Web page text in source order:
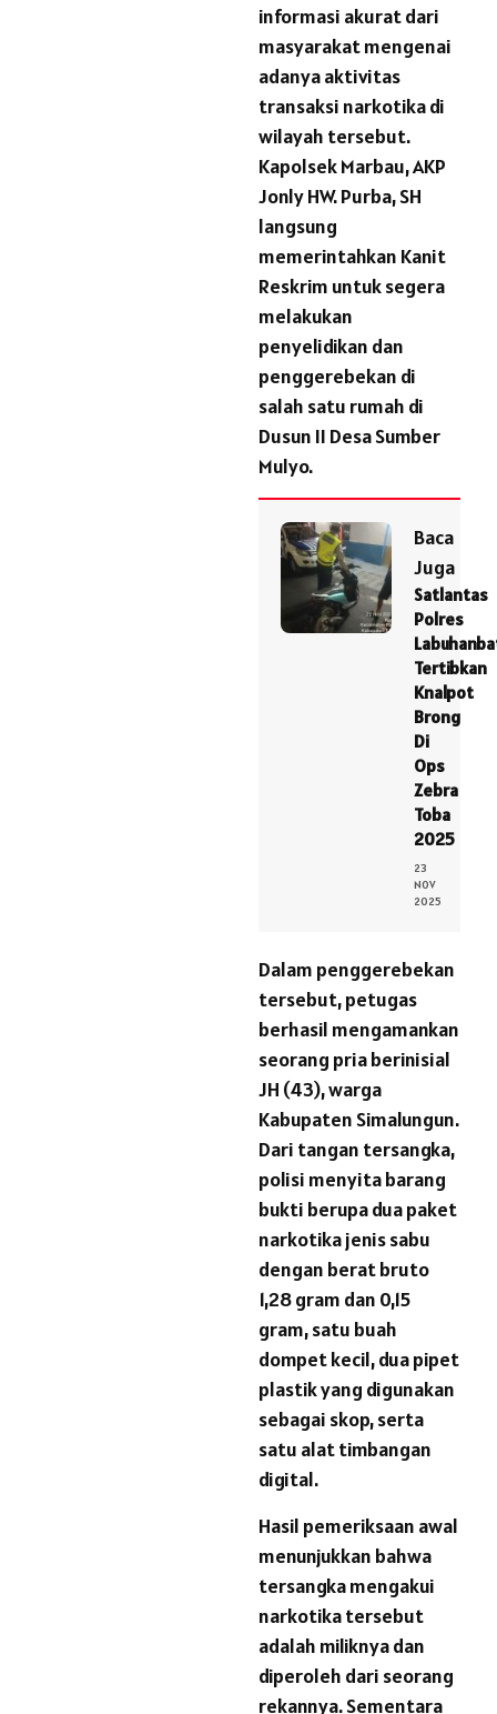
informasi akurat dari
masyarakat mengenai
adanya aktivitas
transaksi narkotika di
wilayah tersebut.
Kapolsek Marbau, AKP
Jonly HW. Purba, SH
langsung
memerintahkan Kanit
Reskrim untuk segera
melakukan
penyelidikan dan
penggerebekan di
salah satu rumah di
Dusun II Desa Sumber
Mulyo.
Baca
Juga
Satlantas
Polres
Tertibkan
Knalpot
Brong
Di
Ops
Zebra
Toba
2025
23
NOV
2025
Dalam penggerebekan
tersebut, petugas
berhasil mengamankan
seorang pria berinisial
JH (43), warga
Kabupaten Simalungun.
Dari tangan tersangka,
polisi menyita barang
bukti berupa dua paket
narkotika jenis sabu
dengan berat bruto
1,28 gram dan 0,15
gram, satu buah
dompet kecil, dua pipet
plastik yang digunakan
sebagai skop, serta
satu alat timbangan
digital.
Hasil pemeriksaan awal
menunjukkan bahwa
tersangka mengakui
narkotika tersebut
adalah miliknya dan
diperoleh dari seorang
rekannya. Sementara